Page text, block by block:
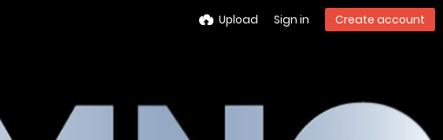
Upload Sign in Create account